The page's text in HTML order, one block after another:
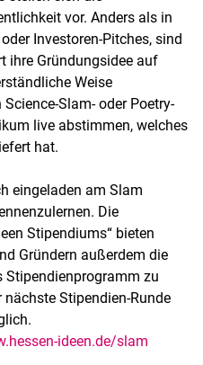
vor. Anders als in
Investoren-Pitches, sind
ihre Gründungsidee auf
Weise
Slam- oder Poetry-
live abstimmen, welches
hat.
eingeladen am Slam
Die
Stipendiums“ bieten
Gründern außerdem die
Stipendienprogramm zu
Stipendien-Runde
ideen.de/slam